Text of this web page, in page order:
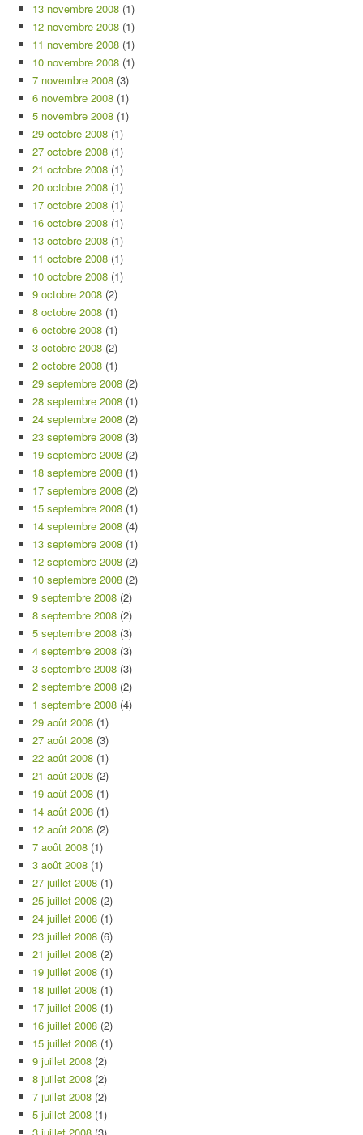
13 novembre 2008 (1)
12 novembre 2008 (1)
11 novembre 2008 (1)
10 novembre 2008 (1)
7 novembre 2008 (3)
6 novembre 2008 (1)
5 novembre 2008 (1)
29 octobre 2008 (1)
27 octobre 2008 (1)
21 octobre 2008 (1)
20 octobre 2008 (1)
17 octobre 2008 (1)
16 octobre 2008 (1)
13 octobre 2008 (1)
11 octobre 2008 (1)
10 octobre 2008 (1)
9 octobre 2008 (2)
8 octobre 2008 (1)
6 octobre 2008 (1)
3 octobre 2008 (2)
2 octobre 2008 (1)
29 septembre 2008 (2)
28 septembre 2008 (1)
24 septembre 2008 (2)
23 septembre 2008 (3)
19 septembre 2008 (2)
18 septembre 2008 (1)
17 septembre 2008 (2)
15 septembre 2008 (1)
14 septembre 2008 (4)
13 septembre 2008 (1)
12 septembre 2008 (2)
10 septembre 2008 (2)
9 septembre 2008 (2)
8 septembre 2008 (2)
5 septembre 2008 (3)
4 septembre 2008 (3)
3 septembre 2008 (3)
2 septembre 2008 (2)
1 septembre 2008 (4)
29 août 2008 (1)
27 août 2008 (3)
22 août 2008 (1)
21 août 2008 (2)
19 août 2008 (1)
14 août 2008 (1)
12 août 2008 (2)
7 août 2008 (1)
3 août 2008 (1)
27 juillet 2008 (1)
25 juillet 2008 (2)
24 juillet 2008 (1)
23 juillet 2008 (6)
21 juillet 2008 (2)
19 juillet 2008 (1)
18 juillet 2008 (1)
17 juillet 2008 (1)
16 juillet 2008 (2)
15 juillet 2008 (1)
9 juillet 2008 (2)
8 juillet 2008 (2)
7 juillet 2008 (2)
5 juillet 2008 (1)